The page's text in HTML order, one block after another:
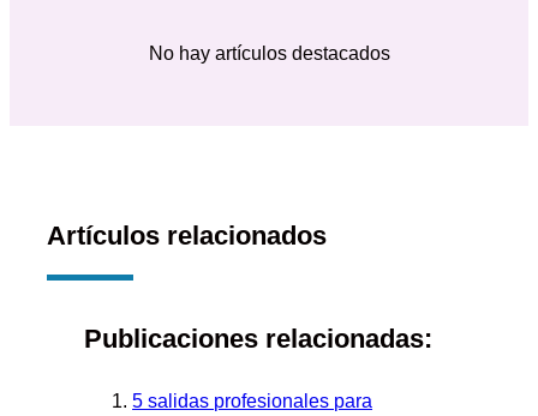
No hay artículos destacados
Artículos relacionados
Publicaciones relacionadas:
5 salidas profesionales para